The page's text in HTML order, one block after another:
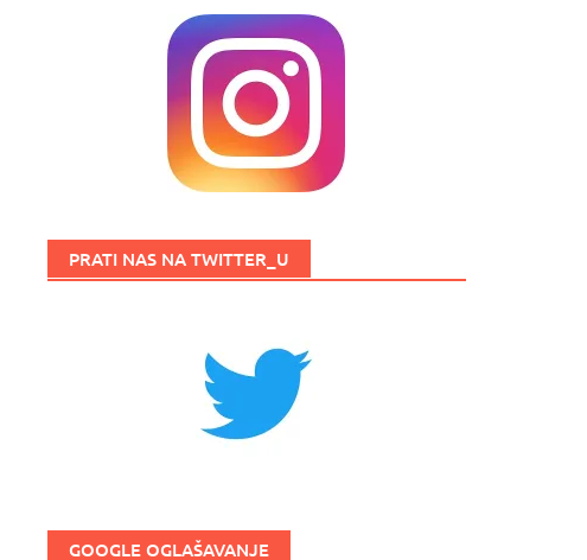
PRATI NAS NA TWITTER_U
GOOGLE OGLAŠAVANJE